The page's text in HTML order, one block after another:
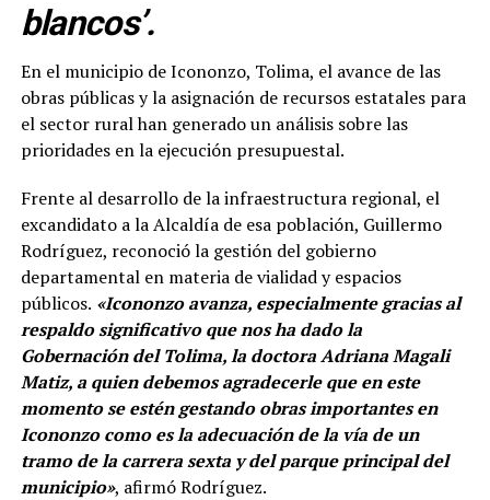
blancos’.
En el municipio de Icononzo, Tolima, el avance de las
obras públicas y la asignación de recursos estatales para
el sector rural han generado un análisis sobre las
prioridades en la ejecución presupuestal.
Frente al desarrollo de la infraestructura regional, el
excandidato a la Alcaldía de esa población, Guillermo
Rodríguez, reconoció la gestión del gobierno
departamental en materia de vialidad y espacios
públicos. «Icononzo avanza, especialmente gracias al
respaldo significativo que nos ha dado la
Gobernación del Tolima, la doctora Adriana Magali
Matiz, a quien debemos agradecerle que en este
momento se estén gestando obras importantes en
Icononzo como es la adecuación de la vía de un
tramo de la carrera sexta y del parque principal del
municipio», afirmó Rodríguez.